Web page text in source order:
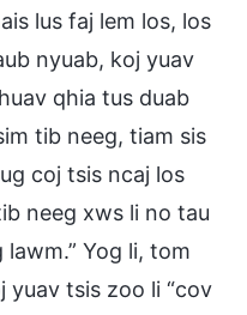
lus faj lem los, los
nyuab, koj yuav
qhia tus duab
tib neeg, tiam sis
coj tsis ncaj los
neeg xws li no tau
lawm.” Yog li, tom
yuav tsis zoo li “cov